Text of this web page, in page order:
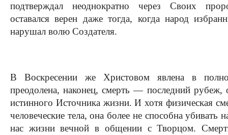
подтверждал неоднократно через Своих
оставался верен даже тогда, когда народ
нарушал волю Создателя.
В Воскресении же Христовом явлена в
преодолена, наконец, смерть — последний рубеж,
истинного Источника жизни. И хотя физическая
человеческие тела, она более не способна
нас жизни вечной в общении с Творцом.